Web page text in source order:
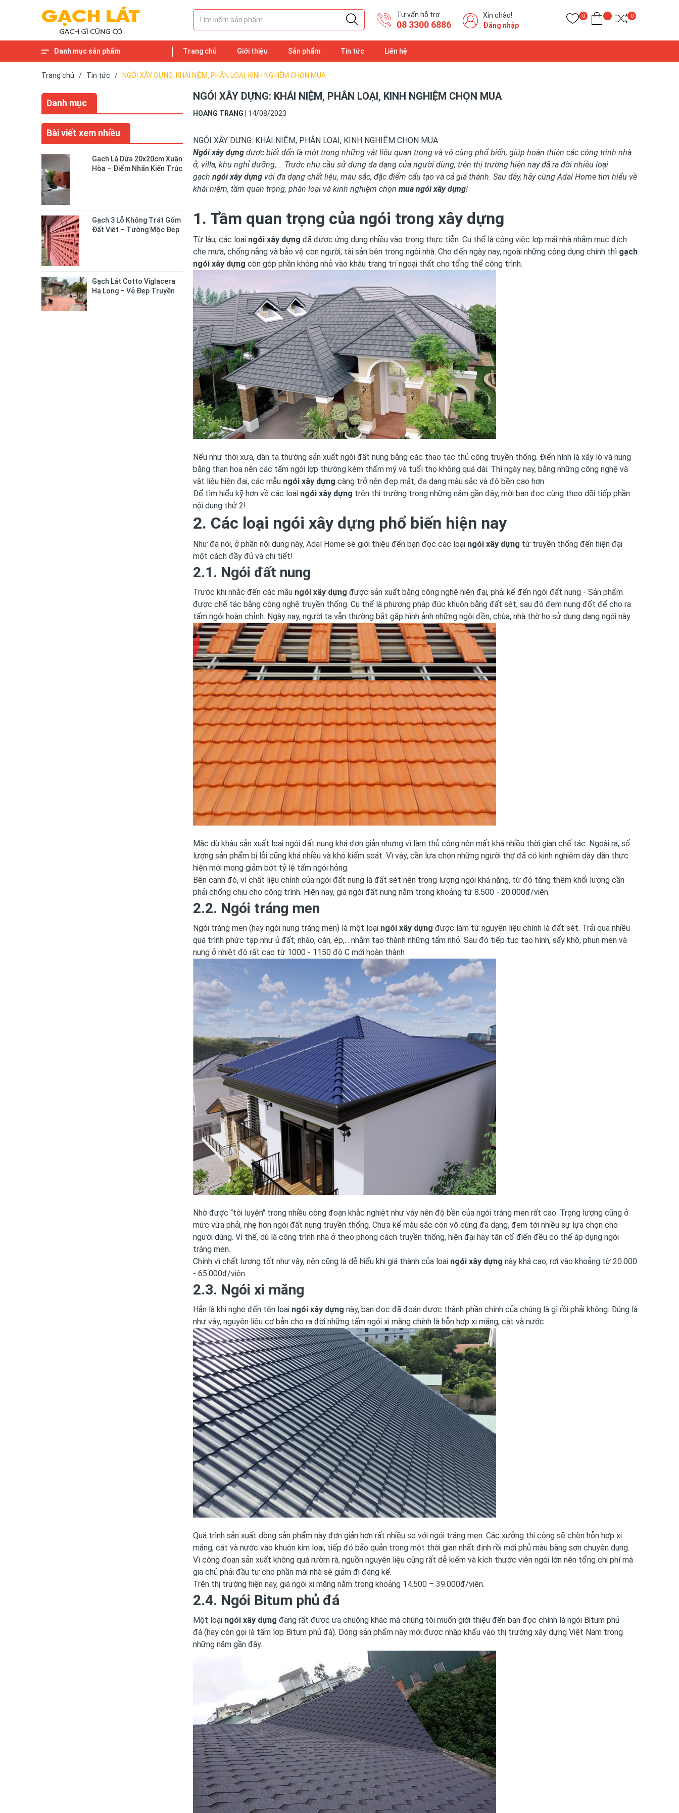
Tư vấn hỗ trợ
08 3300 6886
Xin chào!
Đăng nhập
0 0
Danh mục sản phẩm Trang chủ Giới thiệu Sản phẩm Tin tức Liên hệ
Trang chủ / Tin tức / NGÓI XÂY DỰNG: KHÁI NIỆM, PHÂN LOẠI, KINH NGHIỆM CHỌN MUA
Danh mục
Bài viết xem nhiều
Gạch Lá Dừa 20x20cm Xuân
Hòa – Điểm Nhấn Kiến Trúc
Gạch 3 Lỗ Không Trát Gốm
Đất Việt – Tường Mộc Đẹp
Gạch Lát Cotto Viglacera
Hạ Long – Vẻ Đẹp Truyền
NGÓI XÂY DỰNG: KHÁI NIỆM, PHÂN LOẠI, KINH NGHIỆM CHỌN MUA
HOANG TRANG 14/08/2023
NGÓI XÂY DỰNG: KHÁI NIỆM, PHÂN LOẠI, KINH NGHIỆM CHỌN MUA
Ngói xây dựng được biết đến là một trong những vật liệu quan trọng và vô cùng phổ biến, giúp hoàn thiện các công trình nhà
ở, villa, khu nghỉ dưỡng,... Trước nhu cầu sử dụng đa dạng của người dùng, trên thị trường hiện nay đã ra đời nhiều loại
gạch ngói xây dựng với đa dạng chất liệu, màu sắc, đặc điểm cấu tạo và cả giá thành. Sau đây, hãy cùng Adal Home tìm hiểu về
khái niệm, tầm quan trọng, phân loại và kinh nghiệm chọn mua ngói xây dựng!
1. Tầm quan trọng của ngói trong xây dựng
Từ lâu, các loại ngói xây dựng đã được ứng dụng nhiều vào trong thực tiễn. Cụ thể là công việc lợp mái nhà nhằm mục đích
che mưa, chống nắng và bảo vệ con người, tài sản bên trong ngôi nhà. Cho đến ngày nay, ngoài những công dụng chính thì gạch
ngói xây dựng còn góp phần không nhỏ vào khâu trang trí ngoại thất cho tổng thể công trình.
Nếu như thời xưa, dân ta thường sản xuất ngói đất nung bằng các thao tác thủ công truyền thống. Điển hình là xây lò và nung
bằng than hoa nên các tấm ngói lợp thường kém thẩm mỹ và tuổi thọ không quá dài. Thì ngày nay, bằng những công nghệ và
vật liệu hiện đại, các mẫu ngói xây dựng càng trở nên đẹp mắt, đa dạng màu sắc và độ bền cao hơn.
Để tìm hiểu kỹ hơn về các loại ngói xây dựng trên thị trường trong những năm gần đây, mời bạn đọc cùng theo dõi tiếp phần
nội dung thứ 2!
2. Các loại ngói xây dựng phổ biến hiện nay
Như đã nói, ở phần nội dung này, Adal Home sẽ giới thiệu đến bạn đọc các loại ngói xây dựng từ truyền thống đến hiện đại
một cách đầy đủ và chi tiết!
2.1. Ngói đất nung
Trước khi nhắc đến các mẫu ngói xây dựng được sản xuất bằng công nghệ hiện đại, phải kể đến ngói đất nung - Sản phẩm
được chế tác bằng công nghệ truyền thống. Cụ thể là phương pháp đúc khuôn bằng đất sét, sau đó đem nung đốt để cho ra
tấm ngói hoàn chỉnh. Ngày nay, người ta vẫn thường bắt gặp hình ảnh những ngôi đền, chùa, nhà thờ họ sử dụng dạng ngói này.
Mặc dù khâu sản xuất loại ngói đất nung khá đơn giản nhưng vì làm thủ công nên mất khá nhiều thời gian chế tác. Ngoài ra, số
lượng sản phẩm bị lỗi cũng khá nhiều và khó kiểm soát. Vì vậy, cần lựa chọn những người thợ đã có kinh nghiệm dày dặn thực
hiện mới mong giảm bớt tỷ lệ tấm ngói hỏng.
Bên cạnh đó, vì chất liệu chính của ngói đất nung là đất sét nên trọng lượng ngói khá nặng, từ đó tăng thêm khối lượng cần
phải chống chịu cho công trình. Hiện nay, giá ngói đất nung nằm trong khoảng từ 8.500 - 20.000đ/viên.
2.2. Ngói tráng men
Ngói tráng men (hay ngói nung tráng men) là một loại ngói xây dựng được làm từ nguyên liệu chính là đất sét. Trải qua nhiều
quá trình phức tạp như ủ đất, nhào, cán, ép,... nhằm tạo thành những tấm nhỏ. Sau đó tiếp tục tạo hình, sấy khô, phun men và
nung ở nhiệt độ rất cao từ 1000 - 1150 độ C mới hoàn thành
Nhờ được “tôi luyện" trong nhiều công đoạn khắc nghiệt như vậy nên độ bền của ngói tráng men rất cao. Trọng lượng cũng ở
mức vừa phải, nhẹ hơn ngói đất nung truyền thống. Chưa kể màu sắc còn vô cùng đa dạng, đem tới nhiều sự lựa chọn cho
người dùng. Vì thế, dù là công trình nhà ở theo phong cách truyền thống, hiện đại hay tân cổ điển đều có thể áp dụng ngói
tráng men.
Chính vì chất lượng tốt như vậy, nên cũng là dễ hiểu khi giá thành của loại ngói xây dựng này khá cao, rơi vào khoảng từ 20.000
- 65.000đ/viên.
2.3. Ngói xi măng
Hẳn là khi nghe đến tên loại ngói xây dựng này, bạn đọc đã đoán được thành phần chính của chúng là gì rồi phải không. Đúng là
như vậy, nguyên liệu cơ bản cho ra đời những tấm ngói xi măng chính là hỗn hợp xi măng, cát và nước.
Quá trình sản xuất dòng sản phẩm này đơn giản hơn rất nhiều so với ngói tráng men. Các xưởng thi công sẽ chèn hỗn hợp xi
măng, cát và nước vào khuôn kim loại, tiếp đó bảo quản trong một thời gian nhất định rồi mới phủ màu bằng sơn chuyên dụng.
Vì công đoạn sản xuất không quá rườm rà, nguồn nguyên liệu cũng rất dễ kiếm và kích thước viên ngói lớn nên tổng chi phí mà
gia chủ phải đầu tư cho phần mái nhà sẽ giảm đi đáng kể.
Trên thị trường hiện nay, giá ngói xi măng nằm trong khoảng 14.500 – 39.000đ/viên.
2.4. Ngói Bitum phủ đá
Một loại ngói xây dựng đang rất được ưa chuộng khác mà chúng tôi muốn giới thiệu đến bạn đọc chính là ngói Bitum phủ
đá (hay còn gọi là tấm lợp Bitum phủ đá). Dòng sản phẩm này mới được nhập khẩu vào thị trường xây dựng Việt Nam trong
những năm gần đây.